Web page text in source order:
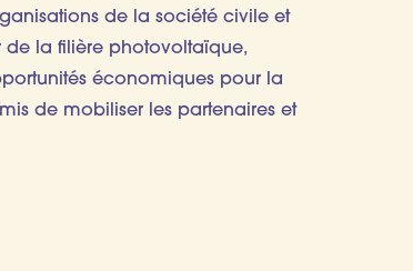
de la société civile et
de la filière photovoltaïque,
économiques pour la
de mobiliser les partenaires et